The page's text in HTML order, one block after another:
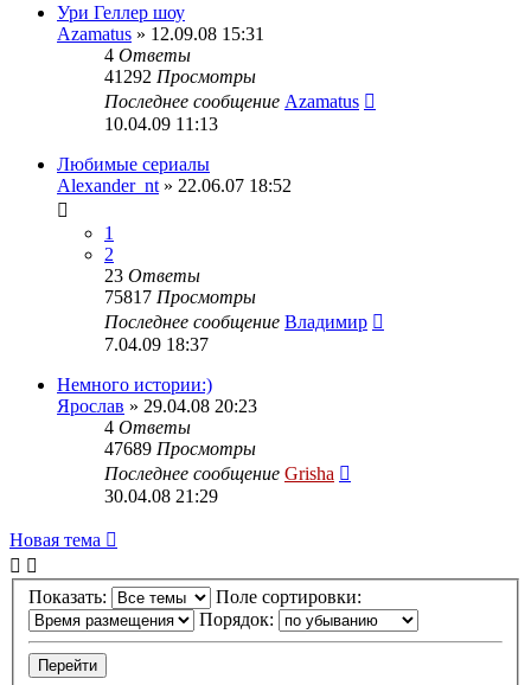
Ури Геллер шоу
Azamatus » 12.09.08 15:31
4 Ответы
41292 Просмотры
Последнее сообщение Azamatus
10.04.09 11:13
Любимые сериалы
Alexander_nt » 22.06.07 18:52
1
2
23 Ответы
75817 Просмотры
Последнее сообщение Владимир
7.04.09 18:37
Немного истории:)
Ярослав » 29.04.08 20:23
4 Ответы
47689 Просмотры
Последнее сообщение Grisha
30.04.08 21:29
Новая тема
Показать:
Поле сортировки:
Порядок: